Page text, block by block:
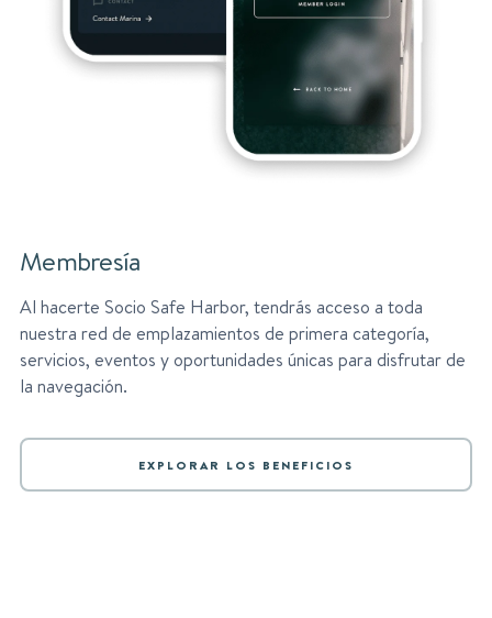
Membresía
Al hacerte Socio Safe Harbor, tendrás acceso a toda
nuestra red de emplazamientos de primera categoría,
servicios, eventos y oportunidades únicas para disfrutar de
la navegación.
EXPLORAR LOS BENEFICIOS